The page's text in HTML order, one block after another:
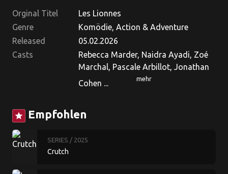
Orginal Titel
Les Lionnes
Genre
Komödie, Action & Adventure
Released
05.02.2026
Casts
Rebecca Marder, Naidra Ayadi, Zoé
Marchal, Pascale Arbillot, Jonathan
Cohen ...
mehr
star Empfohlen
SERIES / 2025
Crutch